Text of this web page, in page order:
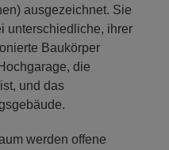
ausgezeichnet. Sie
unterschiedliche, ihrer
Baukörper
die
und das
werden offene